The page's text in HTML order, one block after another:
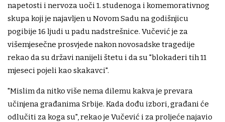
napetosti i nervoza uoči 1. studenoga i komemorativnog
skupa koji je najavljen u Novom Sadu na godišnjicu
pogibije 16 ljudi u padu nadstrešnice. Vučević je za
višemjesečne prosvjede nakon novosadske tragedije
rekao da su državi nanijeli štetu i da su "blokaderi tih 11
mjeseci pojeli kao skakavci".
"Mislim da nitko više nema dilemu kakva je prevara
učinjena građanima Srbije. Kada dođu izbori, građani će
odlučiti za koga su", rekao je Vučević i za proljeće najavio